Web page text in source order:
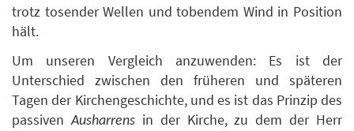
trotz tosender Wellen und tobendem Wind in Position
hält.
Um unseren Vergleich anzuwenden: Es ist der
Unterschied zwischen den früheren und späteren
Tagen der Kirchengeschichte, und es ist das Prinzip des
passivenAusharrensin der Kirche, zu dem der Herr